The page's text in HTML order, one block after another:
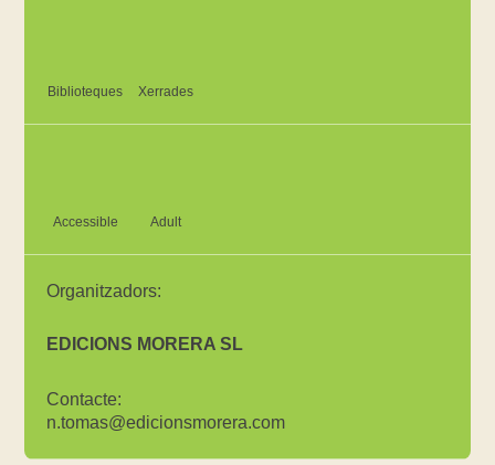
Biblioteques Xerrades
Accessible Adult
Organitzadors:
EDICIONS MORERA SL
Contacte:
n.tomas@edicionsmorera.com